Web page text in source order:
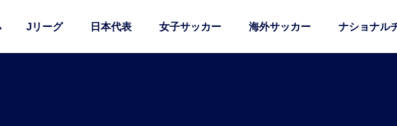
Jリーグ 日本代表 女子サッカー 海外サッカー ナショナル